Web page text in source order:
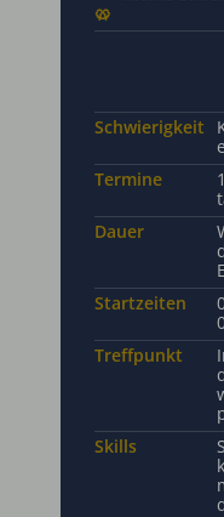
🥨
Schwierigkeit
Termine
Dauer
Startzeiten
Treffpunkt
Skills